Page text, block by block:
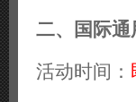
二、国际
活动时间：